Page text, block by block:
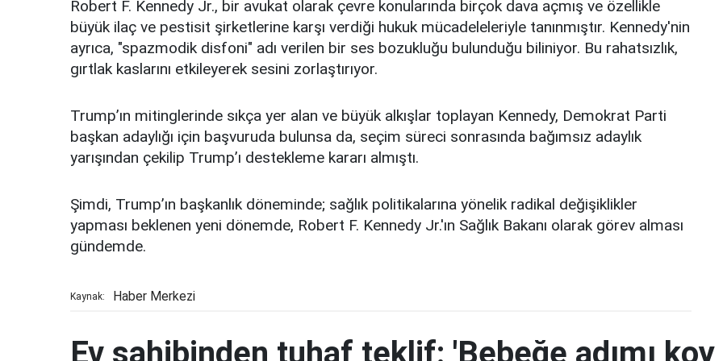
Robert F. Kennedy Jr., bir avukat olarak çevre konularında birçok dava açmış ve özellikle
büyük ilaç ve pestisit şirketlerine karşı verdiği hukuk mücadeleleriyle tanınmıştır. Kennedy'nin
ayrıca, "spazmodik disfoni" adı verilen bir ses bozukluğu bulunduğu biliniyor. Bu rahatsızlık,
gırtlak kaslarını etkileyerek sesini zorlaştırıyor.
Trump’ın mitinglerinde sıkça yer alan ve büyük alkışlar toplayan Kennedy, Demokrat Parti
başkan adaylığı için başvuruda bulunsa da, seçim süreci sonrasında bağımsız adaylık
yarışından çekilip Trump’ı destekleme kararı almıştı.
Şimdi, Trump’ın başkanlık döneminde; sağlık politikalarına yönelik radikal değişiklikler
yapması beklenen yeni dönemde, Robert F. Kennedy Jr.'ın Sağlık Bakanı olarak görev alması
gündemde.
Kaynak: Haber Merkezi
Ev sahibinden tuhaf teklif: 'Bebeğe adımı